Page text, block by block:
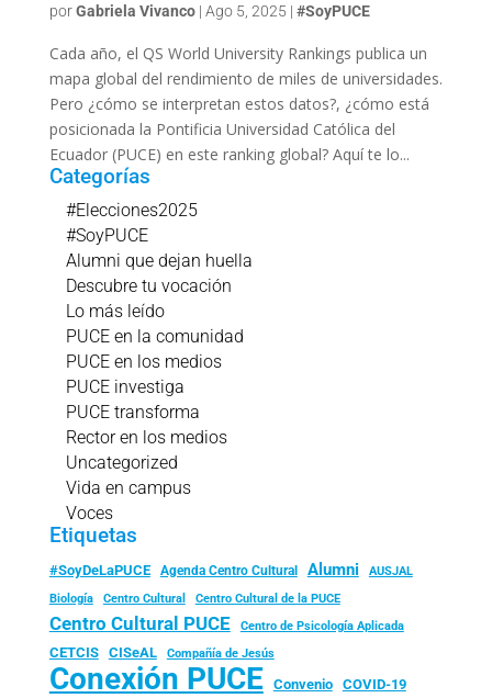
porGabriela Vivanco| Ago 5, 2025 | #SoyPUCE
Cada año, el QS World University Rankings publica un
mapa global del rendimiento de miles de universidades.
Pero ¿cómo se interpretan estos datos?, ¿cómo está
posicionada la Pontificia Universidad Católica del
Ecuador (PUCE) en este ranking global? Aquí te lo...
Categorías
#Elecciones2025
#SoyPUCE
Alumni que dejan huella
Descubre tu vocación
Lo más leído
PUCE en la comunidad
PUCE en los medios
PUCE investiga
PUCE transforma
Rector en los medios
Uncategorized
Vida en campus
Voces
Etiquetas
#SoyDeLaPUCE Agenda Centro Cultural Alumni
AUSJAL
Biología
Centro Cultural Centro Cultural de la PUCE
Centro Cultural PUCE Centro de Psicología Aplicada
CETCIS CISeAL Compañía de Jesús
Conexión PUCE Convenio
COVID-19